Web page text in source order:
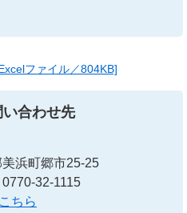
ファイル／804KB]
合わせ先
浜町郷市25-25
0770-32-1115
ちら